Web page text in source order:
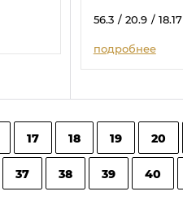
56.3 / 20.9 / 18.17
подробнее
17 18 19 20
37 38 39 40